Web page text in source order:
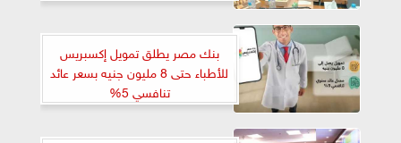
بنك مصر يطلق تمويل إكسبريس
للأطباء حتى 8 مليون جنيه بسعر عائد
تنافسي 5%